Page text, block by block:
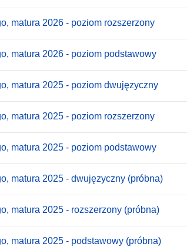
matura 2026 - poziom rozszerzony
matura 2026 - poziom podstawowy
matura 2025 - poziom dwujęzyczny
matura 2025 - poziom rozszerzony
matura 2025 - poziom podstawowy
matura 2025 - dwujęzyczny (próbna)
matura 2025 - rozszerzony (próbna)
matura 2025 - podstawowy (próbna)